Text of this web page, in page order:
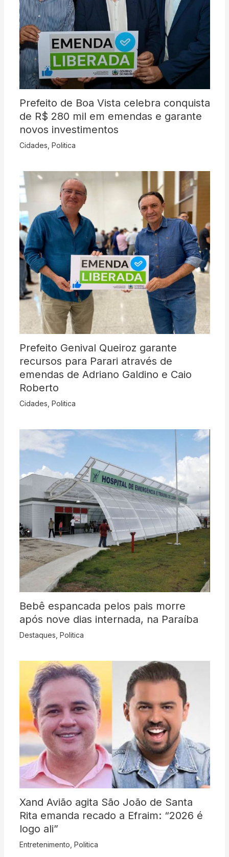
Prefeito de Boa Vista celebra conquista
de R$ 280 mil em emendas e garante
novos investimentos
Cidades Politica
Prefeito Genival Queiroz garante
recursos para Parari através de
emendas de Adriano Galdino e Caio
Roberto
Cidades Politica
Bebê espancada pelos pais morre
após nove dias internada, na Paraíba
Destaques Politica
Xand Avião agita São João de Santa
Rita emanda recado a Efraim: “2026 é
logo ali”
Entretenimento Politica